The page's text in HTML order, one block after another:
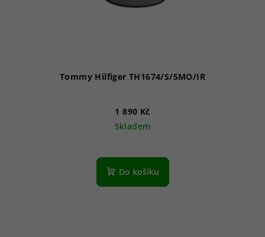
Tommy Hilfiger TH1674/S/5MO/IR
1 890 Kč
Skladem
Do košíku